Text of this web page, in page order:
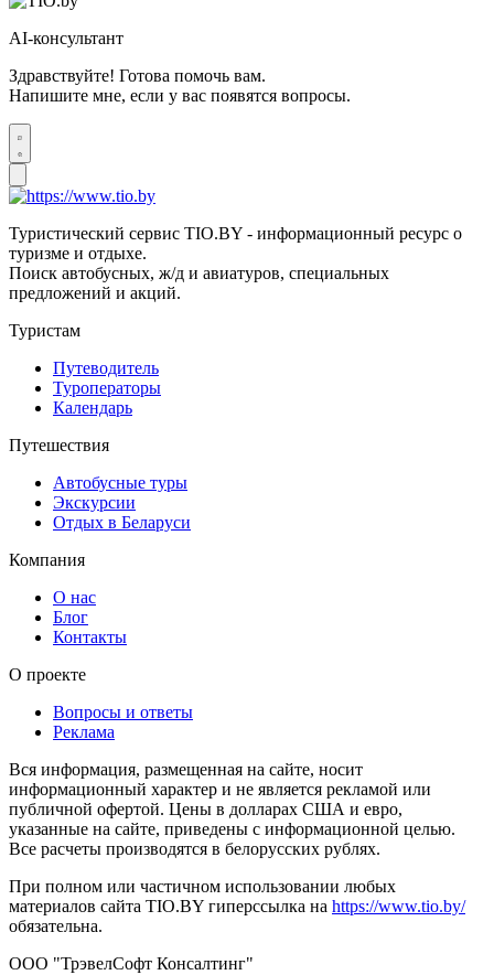
AI-консультант
Здравствуйте! Готова помочь вам.
Напишите мне, если у вас появятся вопросы.
Туристический сервис TIO.BY - информационный ресурс о
туризме и отдыхе.
Поиск автобусных, ж/д и авиатуров, специальных
предложений и акций.
Туристам
Путеводитель
Туроператоры
Календарь
Путешествия
Автобусные туры
Экскурсии
Отдых в Беларуси
Компания
О нас
Блог
Контакты
О проекте
Вопросы и ответы
Реклама
Вся информация, размещенная на сайте, носит
информационный характер и не является рекламой или
публичной офертой. Цены в долларах США и евро,
указанные на сайте, приведены с информационной целью.
Все расчеты производятся в белорусских рублях.
При полном или частичном использовании любых
материалов сайта TIO.BY гиперссылка на https://www.tio.by/
обязательна.
ООО "ТрэвелСофт Консалтинг"